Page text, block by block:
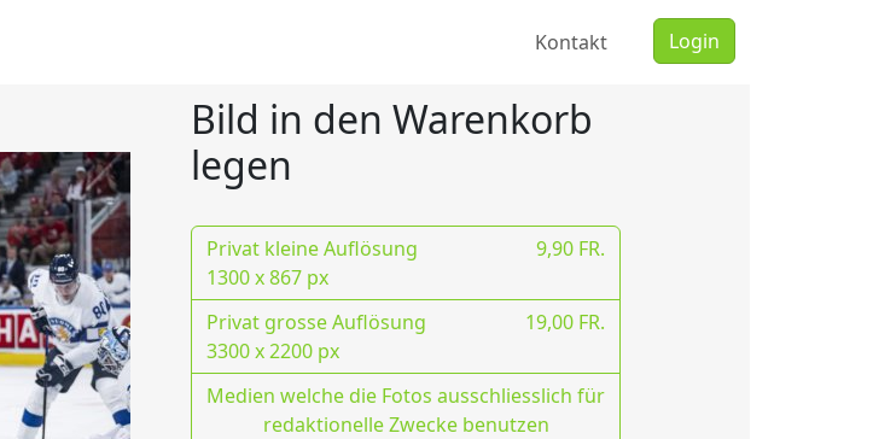
Kontakt Login
Bild in den Warenkorb
legen
Privat kleine Auflösung
9,90 FR.
1300 x 867 px
Privat grosse Auflösung
19,00 FR.
3300 x 2200 px
Medien welche die Fotos ausschliesslich für
redaktionelle Zwecke benutzen